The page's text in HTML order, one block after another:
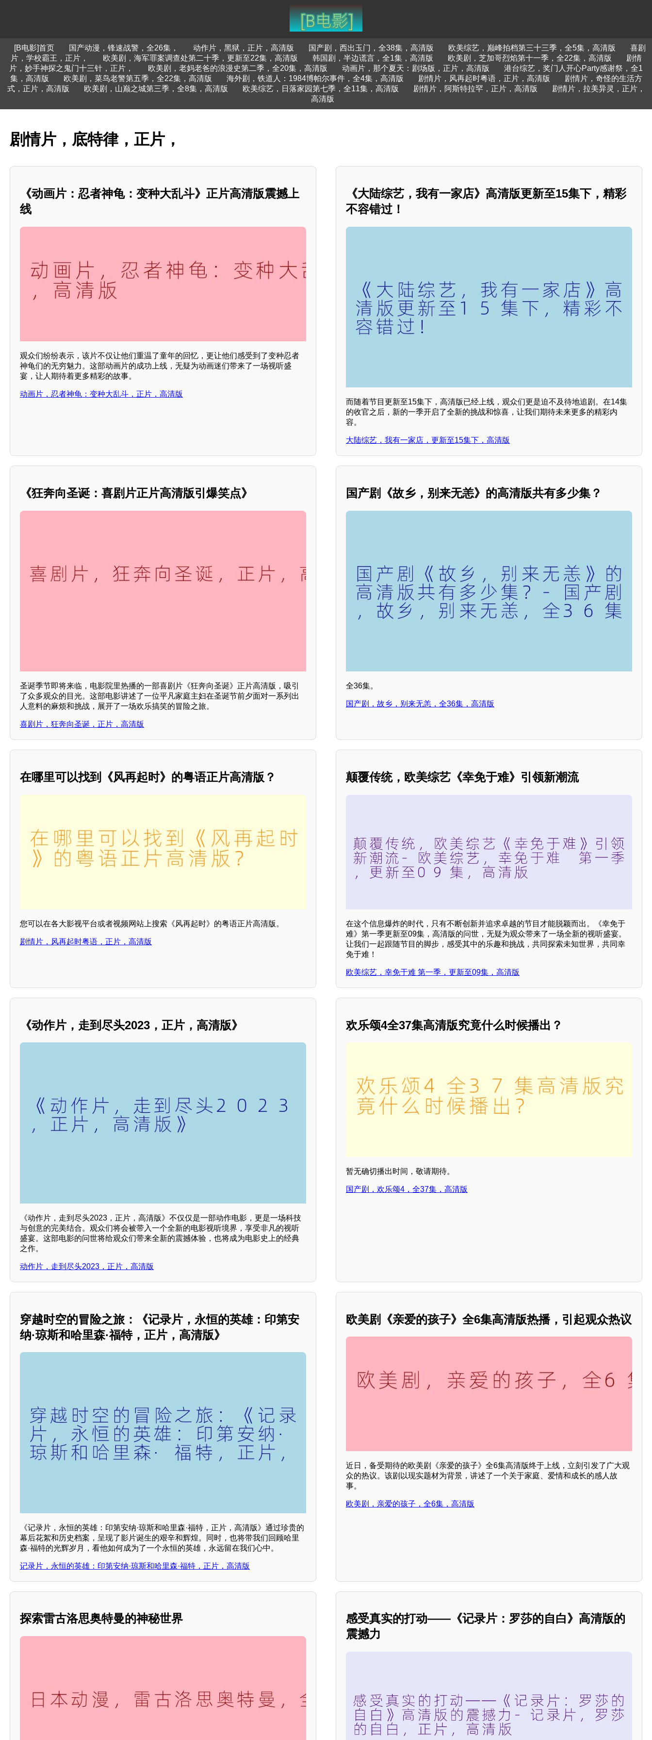
[B电影]首页 国产动漫，锋速战警，全26集， 动作片，黑狱，正片，高清版 国产剧，西出玉门，全38集，高清版 欧美综艺，巅峰拍档第三十三季，全5集，高清版
喜剧
片，学校霸王，正片，
欧美剧，海军罪案调查处第二十季，更新至22集，高清版 韩国剧，半边谎言，全1集，高清版 欧美剧，芝加哥烈焰第十一季，全22集，高清版
剧情
片，妙手神探之鬼门十三针，正片，
欧美剧，老妈老爸的浪漫史第二季，全20集，高清版 动画片，那个夏天：剧场版，正片，高清版
港台综艺，奖门人开心Party感谢祭，全1
集，高清版
欧美剧，菜鸟老警第五季，全22集，高清版 海外剧，铁道人：1984博帕尔事件，全4集，高清版 剧情片，风再起时粤语，正片，高清版
剧情片，奇怪的生活方
式，正片，高清版
欧美剧，山巅之城第三季，全8集，高清版 欧美综艺，日落家园第七季，全11集，高清版 剧情片，阿斯特拉罕，正片，高清版
剧情片，拉美异灵，正片，
高清版
剧情片，底特律，正片，
《动画片：忍者神龟：变种大乱斗》正片高清版震撼上
线
观众们纷纷表示，该片不仅让他们重温了童年的回忆，更让他们感受到了变种忍者
神龟们的无穷魅力。这部动画片的成功上线，无疑为动画迷们带来了一场视听盛
宴，让人期待着更多精彩的故事。
动画片，忍者神龟：变种大乱斗，正片，高清版
《大陆综艺，我有一家店》高清版更新至15集下，精彩
不容错过！
而随着节目更新至15集下，高清版已经上线，观众们更是迫不及待地追剧。在14集
的收官之后，新的一季开启了全新的挑战和惊喜，让我们期待未来更多的精彩内
容。
大陆综艺，我有一家店，更新至15集下，高清版
《狂奔向圣诞：喜剧片正片高清版引爆笑点》
圣诞季节即将来临，电影院里热播的一部喜剧片《狂奔向圣诞》正片高清版，吸引
了众多观众的目光。这部电影讲述了一位平凡家庭主妇在圣诞节前夕面对一系列出
人意料的麻烦和挑战，展开了一场欢乐搞笑的冒险之旅。
喜剧片，狂奔向圣诞，正片，高清版
国产剧《故乡，别来无恙》的高清版共有多少集？
全36集。
国产剧，故乡，别来无恙，全36集，高清版
在哪里可以找到《风再起时》的粤语正片高清版？
您可以在各大影视平台或者视频网站上搜索《风再起时》的粤语正片高清版。
剧情片，风再起时粤语，正片，高清版
颠覆传统，欧美综艺《幸免于难》引领新潮流
在这个信息爆炸的时代，只有不断创新并追求卓越的节目才能脱颖而出。《幸免于
难》第一季更新至09集，高清版的问世，无疑为观众带来了一场全新的视听盛宴。
让我们一起跟随节目的脚步，感受其中的乐趣和挑战，共同探索未知世界，共同幸
免于难！
欧美综艺，幸免于难 第一季，更新至09集，高清版
《动作片，走到尽头2023，正片，高清版》
《动作片，走到尽头2023，正片，高清版》不仅仅是一部动作电影，更是一场科技
与创意的完美结合。观众们将会被带入一个全新的电影视听境界，享受非凡的视听
盛宴。这部电影的问世将给观众们带来全新的震撼体验，也将成为电影史上的经典
之作。
动作片，走到尽头2023，正片，高清版
欢乐颂4全37集高清版究竟什么时候播出？
暂无确切播出时间，敬请期待。
国产剧，欢乐颂4，全37集，高清版
穿越时空的冒险之旅：《记录片，永恒的英雄：印第安
纳·琼斯和哈里森·福特，正片，高清版》
《记录片，永恒的英雄：印第安纳·琼斯和哈里森·福特，正片，高清版》通过珍贵的
幕后花絮和历史档案，呈现了影片诞生的艰辛和辉煌。同时，也将带我们回顾哈里
森·福特的光辉岁月，看他如何成为了一个永恒的英雄，永远留在我们心中。
记录片，永恒的英雄：印第安纳·琼斯和哈里森·福特，正片，高清版
欧美剧《亲爱的孩子》全6集高清版热播，引起观众热议
近日，备受期待的欧美剧《亲爱的孩子》全6集高清版终于上线，立刻引发了广大观
众的热议。该剧以现实题材为背景，讲述了一个关于家庭、爱情和成长的感人故
事。
欧美剧，亲爱的孩子，全6集，高清版
探索雷古洛思奥特曼的神秘世界
感受真实的打动——《记录片：罗莎的自白》高清版的
震撼力